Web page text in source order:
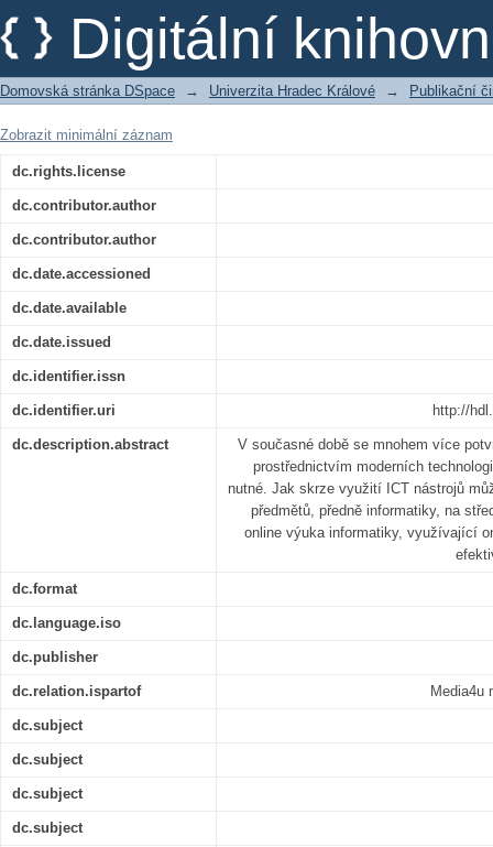
Digitální
Vyučování informatiky na středních
Domovská stránka DSpace → Univerzita Hradec Králové → Publikační
Zobrazit minimální záznam
dc.rights.license
dc.contributor.author
dc.contributor.author
dc.date.accessioned
dc.date.available
dc.date.issued
dc.identifier.issn
dc.identifier.uri http://
dc.description.abstract
V současné době se mnohem více
prostřednictvím moderních
nutné. Jak skrze využití ICT nástrojů
předmětů, předně informatiky, na
online výuka informatiky, využívající
dc.format
dc.language.iso
dc.publisher
dc.relation.ispartof Media4u
dc.subject
dc.subject
dc.subject
dc.subject